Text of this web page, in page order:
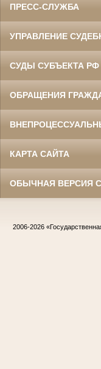
ПРЕСС-СЛУЖБА
УПРАВЛЕНИЕ
СУДЫ СУБЪЕКТА РФ
ОБРАЩЕНИЯ
КАРТА САЙТА
ОБЫЧНАЯ ВЕРСИЯ
2006-2026